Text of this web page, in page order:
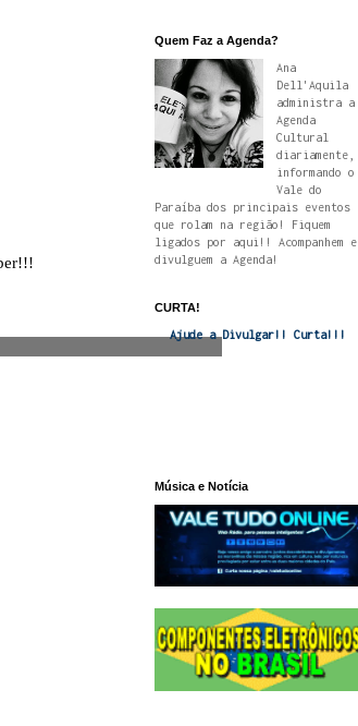
Quem Faz a Agenda?
Ana
Dell'Aquila
administra a
Agenda
Cultural
diariamente,
informando o
Vale do
Paraíba dos principais eventos
que rolam na região! Fiquem
ligados por aqui!! Acompanhem e
divulguem a Agenda!
CURTA!
Ajude a Divulgar!! Curta!!!
Música e Notícia